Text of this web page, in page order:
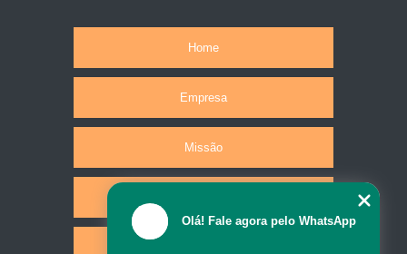
Home
Empresa
Missão
Olá! Fale agora pelo WhatsApp